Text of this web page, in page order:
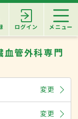
ログイン メニュー
血管外科専門
変更
変更